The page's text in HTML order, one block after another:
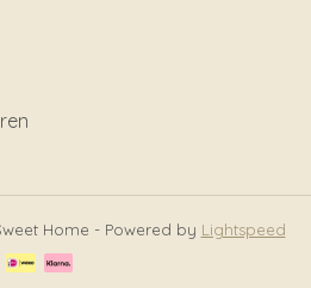
Home - Powered by Lightspeed